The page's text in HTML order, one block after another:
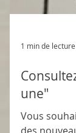
1 min de lecture
une"